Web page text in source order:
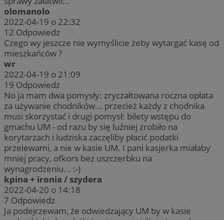
olomanolo
2022-04-19 o 22:32
12 Odpowiedz
Czego wy jeszcze nie wymyślicie żeby wytargać kasę od
mieszkańców ?
wr
2022-04-19 o 21:09
19 Odpowiedz
No ja mam dwa pomysły: zryczałtowana roczna opłata
za używanie chodników... przecież każdy z chodnika
musi skorzystać i drugi pomysł: bilety wstępu do
gmachu UM - od razu by się luźniej zrobiło na
korytarzach i ludziska zaczęliby płacić podatki
przelewami, a nie w kasie UM. I pani kasjerka miałaby
mniej pracy, ofkors bez uszczerbku na
wynagrodzeniu... :-)
kpina + ironia / szydera
2022-04-20 o 14:18
7 Odpowiedz
Ja podejrzewam, że odwiedzający UM by w kasie